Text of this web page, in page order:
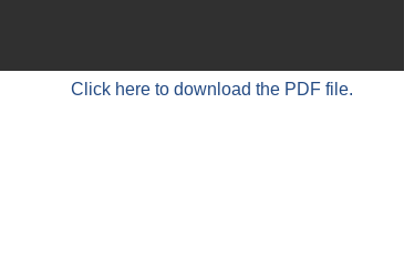
Click here to download the PDF file.